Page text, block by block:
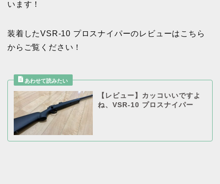
います！
装着したVSR-10 プロスナイパーのレビューはこちら
からご覧ください！
【レビュー】カッコいいですよ
ね、VSR-10 プロスナイパー